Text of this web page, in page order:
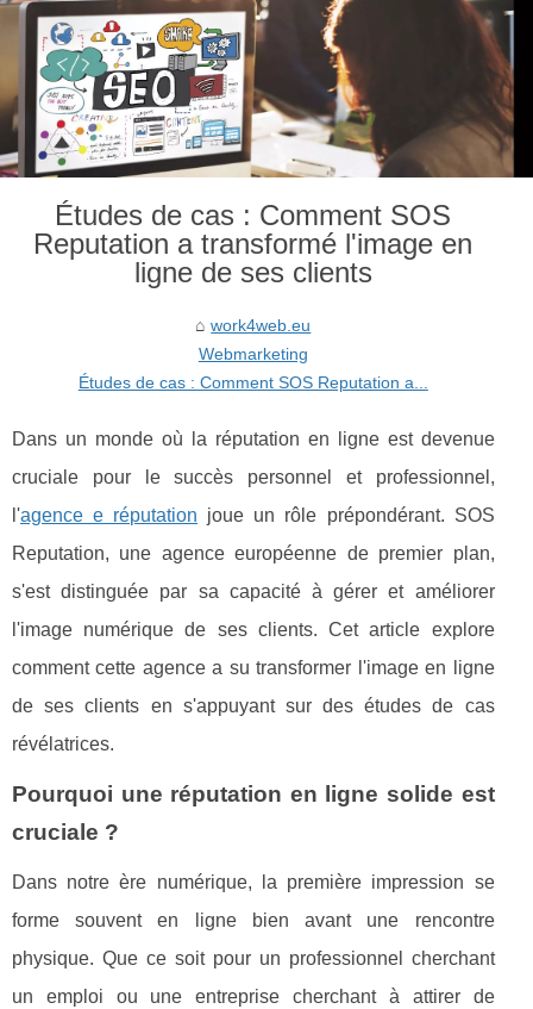
Études de cas : Comment SOS
Reputation a transformé l'image en
ligne de ses clients
work4web.eu
Webmarketing
Études de cas : Comment SOS Reputation a...
Dans un monde où la réputation en ligne est devenue
cruciale pour le succès personnel et professionnel,
l'agence e réputation joue un rôle prépondérant. SOS
Reputation, une agence européenne de premier plan,
s'est distinguée par sa capacité à gérer et améliorer
l'image numérique de ses clients. Cet article explore
comment cette agence a su transformer l'image en ligne
de ses clients en s'appuyant sur des études de cas
révélatrices.
Pourquoi une réputation en ligne solide est
cruciale ?
Dans notre ère numérique, la première impression se
forme souvent en ligne bien avant une rencontre
physique. Que ce soit pour un professionnel cherchant
un emploi ou une entreprise cherchant à attirer de